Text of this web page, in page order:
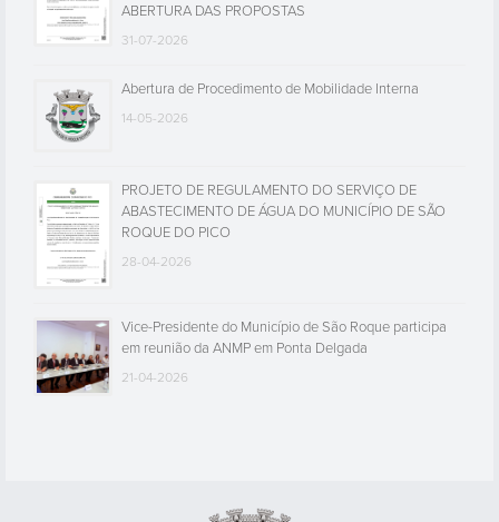
ABERTURA DAS PROPOSTAS
31-07-2026
Abertura de Procedimento de Mobilidade Interna
14-05-2026
PROJETO DE REGULAMENTO DO SERVIÇO DE
ABASTECIMENTO DE ÁGUA DO MUNICÍPIO DE SÃO
ROQUE DO PICO
28-04-2026
Vice-Presidente do Município de São Roque participa
em reunião da ANMP em Ponta Delgada
21-04-2026